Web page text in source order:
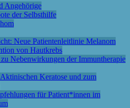
Angehörige
der Selbsthilfe
Neue Patientenleitlinie Melanom
von Hautkrebs
Nebenwirkungen der Immuntherapie
Keratose und zum
für Patient*innen im